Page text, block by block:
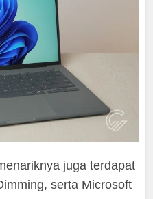
juga terdapat
serta Microsoft